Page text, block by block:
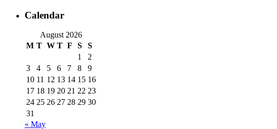
Calendar
August 2026
M T W T F S
S
1
2
3
4 5 6 7 8
9
10 11 12 13 14 15 16
17 18 19 20 21 22 23
24 25 26 27 28 29 30
31
« May